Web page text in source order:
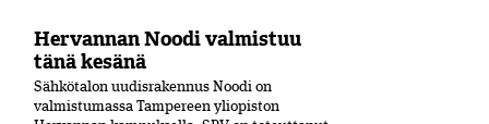
Hervannan Noodi valmistuu
tänä kesänä
Sähkötalon uudisrakennus Noodi on
valmistumassa Tampereen yliopiston